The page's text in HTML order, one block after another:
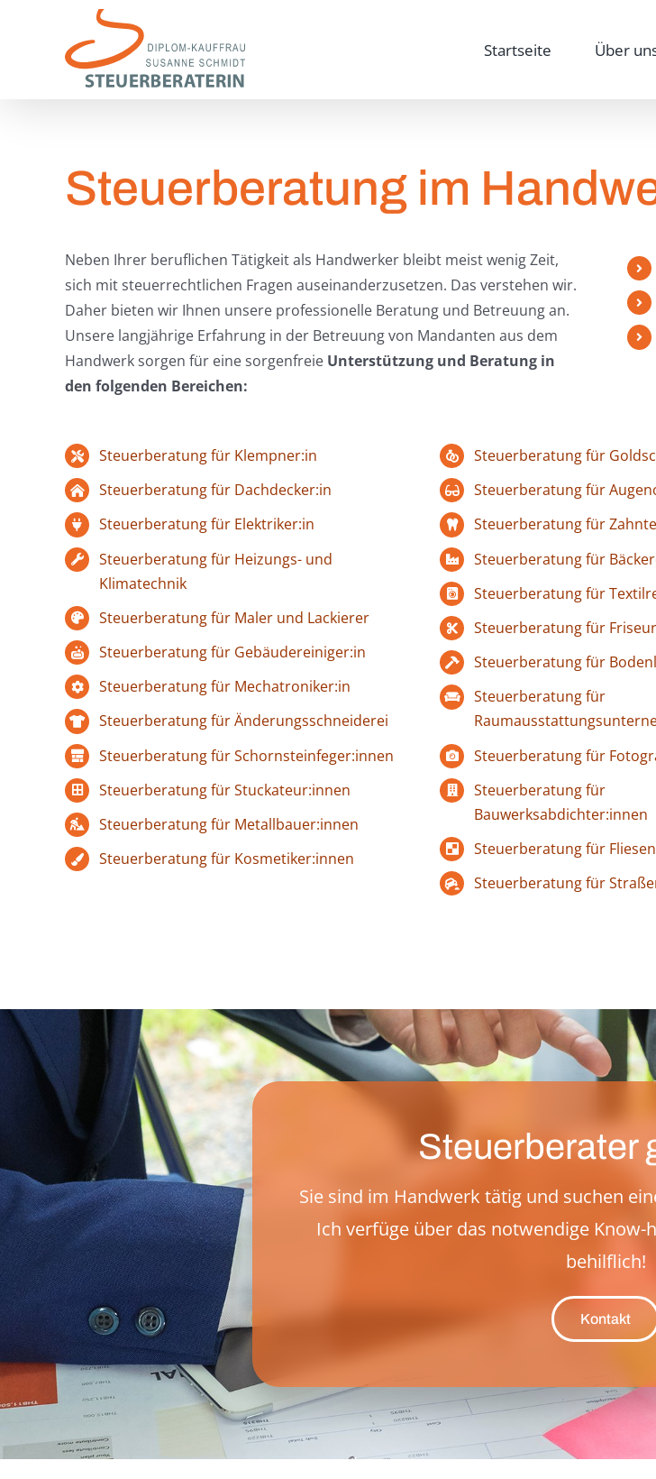
Startseite Über
Steuerberatung im
Neben Ihrer beruflichen Tätigkeit als Handwerker bleibt meist wenig Zeit,
sich mit steuerrechtlichen Fragen auseinanderzusetzen. Das verstehen wir.
Daher bieten wir Ihnen unsere professionelle Beratung und Betreuung an.
Unsere langjährige Erfahrung in der Betreuung von Mandanten aus dem
Handwerk sorgen für eine sorgenfreie Unterstützung und Beratung in
den folgenden Bereichen:
Steuerberatung für Klempner:in
Steuerberatung für Dachdecker:in
Steuerberatung für Elektriker:in
Steuerberatung für Heizungs- und
Klimatechnik
Steuerberatung für Maler und Lackierer
Steuerberatung für Gebäudereiniger:in
Steuerberatung für Mechatroniker:in
Steuerberatung für Änderungsschneiderei
Steuerberatung für Schornsteinfeger:innen
Steuerberatung für Stuckateur:innen
Steuerberatung für Metallbauer:innen
Steuerberatung für Kosmetiker:innen
Steuerberatung für
Steuerberatung für
Steuerberatung für
Steuerberatung für
Steuerberatung für
Steuerberatung für
Steuerberatung für
Steuerberatung für
Steuerberatung für
Steuerberatung für
Bauwerksabdichter:innen
Steuerberatung für
Steuerberatung für
Steuerberater
Sie sind im Handwerk tätig und suchen
Ich verfüge über das notwendige
behilflich!
Kontakt